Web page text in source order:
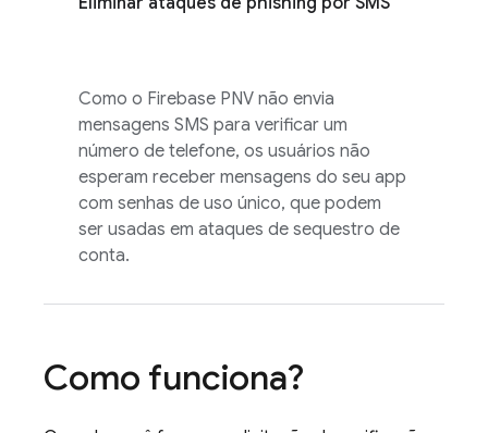
Como o Firebase PNV não envia
mensagens SMS para verificar um
número de telefone, os usuários não
esperam receber mensagens do seu app
com senhas de uso único, que podem
ser usadas em ataques de sequestro de
conta.
Como funciona?